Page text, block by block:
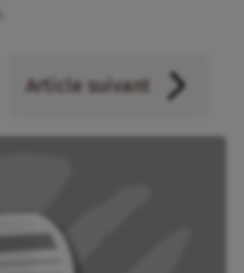
Article suivant